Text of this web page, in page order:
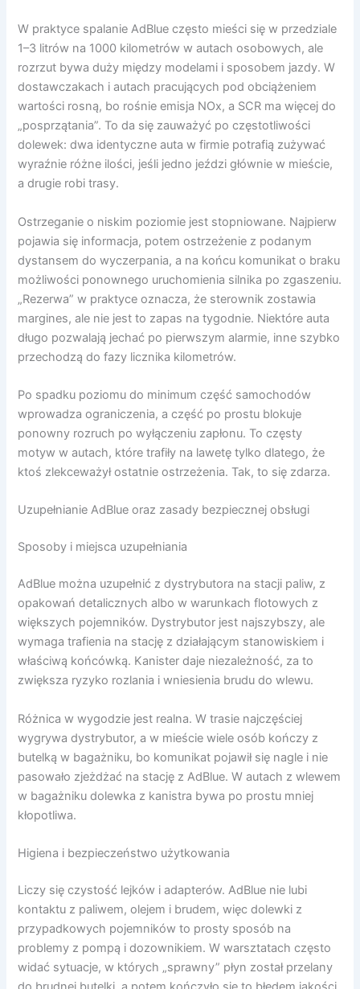
W praktyce spalanie AdBlue często mieści się w przedziale
1–3 litrów na 1000 kilometrów w autach osobowych, ale
rozrzut bywa duży między modelami i sposobem jazdy. W
dostawczakach i autach pracujących pod obciążeniem
wartości rosną, bo rośnie emisja NOx, a SCR ma więcej do
„posprzątania”. To da się zauważyć po częstotliwości
dolewek: dwa identyczne auta w firmie potrafią zużywać
wyraźnie różne ilości, jeśli jedno jeździ głównie w mieście,
a drugie robi trasy.
Ostrzeganie o niskim poziomie jest stopniowane. Najpierw
pojawia się informacja, potem ostrzeżenie z podanym
dystansem do wyczerpania, a na końcu komunikat o braku
możliwości ponownego uruchomienia silnika po zgaszeniu.
„Rezerwa” w praktyce oznacza, że sterownik zostawia
margines, ale nie jest to zapas na tygodnie. Niektóre auta
długo pozwalają jechać po pierwszym alarmie, inne szybko
przechodzą do fazy licznika kilometrów.
Po spadku poziomu do minimum część samochodów
wprowadza ograniczenia, a część po prostu blokuje
ponowny rozruch po wyłączeniu zapłonu. To częsty
motyw w autach, które trafiły na lawetę tylko dlatego, że
ktoś zlekceważył ostatnie ostrzeżenia. Tak, to się zdarza.
Uzupełnianie AdBlue oraz zasady bezpiecznej obsługi
Sposoby i miejsca uzupełniania
AdBlue można uzupełnić z dystrybutora na stacji paliw, z
opakowań detalicznych albo w warunkach flotowych z
większych pojemników. Dystrybutor jest najszybszy, ale
wymaga trafienia na stację z działającym stanowiskiem i
właściwą końcówką. Kanister daje niezależność, za to
zwiększa ryzyko rozlania i wniesienia brudu do wlewu.
Różnica w wygodzie jest realna. W trasie najczęściej
wygrywa dystrybutor, a w mieście wiele osób kończy z
butelką w bagażniku, bo komunikat pojawił się nagle i nie
pasowało zjeżdżać na stację z AdBlue. W autach z wlewem
w bagażniku dolewka z kanistra bywa po prostu mniej
kłopotliwa.
Higiena i bezpieczeństwo użytkowania
Liczy się czystość lejków i adapterów. AdBlue nie lubi
kontaktu z paliwem, olejem i brudem, więc dolewki z
przypadkowych pojemników to prosty sposób na
problemy z pompą i dozownikiem. W warsztatach często
widać sytuacje, w których „sprawny” płyn został przelany